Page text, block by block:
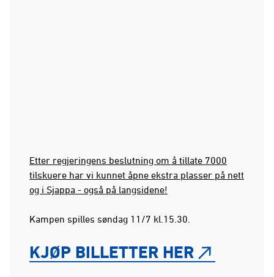
Etter regjeringens beslutning om å tillate 7000
tilskuere har vi kunnet åpne ekstra plasser på nett
og i Sjappa - også på langsidene!
Kampen spilles søndag 11/7 kl.15.30.
KJØP BILLETTER HER